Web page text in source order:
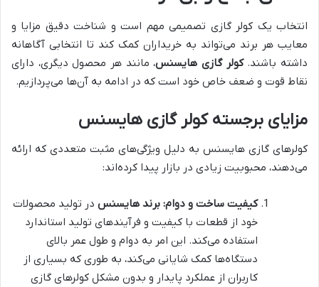
انتخاب یک کولر گازی تصمیمی مهم است و شناخت دقیق مزایا و
معایب هر برند می‌تواند به خریداران کمک کند تا انتخابی آگاهانه
داشته باشند.کولر گازی هایسنس، مانند هر محصول دیگری، دارای
نقاط قوت و ضعف خاص خود است که در ادامه به آن‌ها می‌پردازیم.
مزایای برجسته کولر گازی هایسنس
کولرهای گازی هایسنس به دلیل ویژگی‌های مثبت متعددی که ارائه
می‌دهند، محبوبیت زیادی در بازار پیدا کرده‌اند:
کیفیت ساخت و دوام: برند هایسنس در تولید محصولات
خود از قطعات با کیفیت و فرآیندهای تولید استاندارد
استفاده می‌کند. این امر به دوام و طول عمر بالای
دستگاه‌ها کمک شایانی می‌کند، به طوری که بسیاری از
کاربران از عملکرد پایدار و بدون مشکل کولرهای گازی